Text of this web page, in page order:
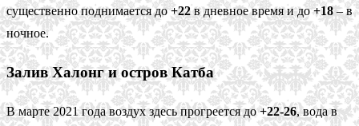
существенно поднимается до+22в дневное время и до+18– в
ночное.
Залив Халонг и остров Катба
В марте 2021 года воздух здесь прогреется до+22-26, вода в